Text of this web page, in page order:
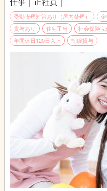
仕事｜正社員｜
受動喫煙対策あり（屋内禁煙）
賞与あり
住宅手当 社会保険完
年間休日120日以上
制服貸与